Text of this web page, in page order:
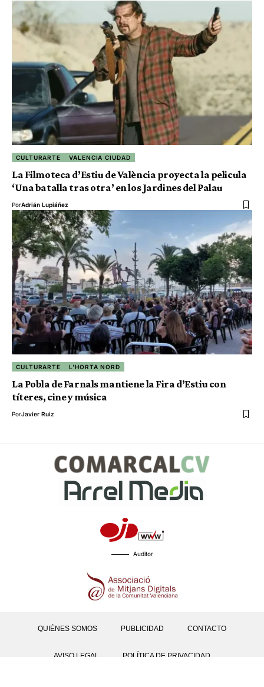
CULTURARTE VALENCIA CIUDAD
La Filmoteca d’Estiu de València proyecta la pelicula
‘Una batalla tras otra’ en los Jardines del Palau
PorAdrián Lupiáñez
CULTURARTE L'HORTA NORD
La Pobla de Farnals mantiene la Fira d’Estiu con
títeres, cine y música
PorJavier Ruiz
Auditor
QUIÉNES SOMOS PUBLICIDAD CONTACTO
AVISO LEGAL POLÍTICA DE PRIVACIDAD